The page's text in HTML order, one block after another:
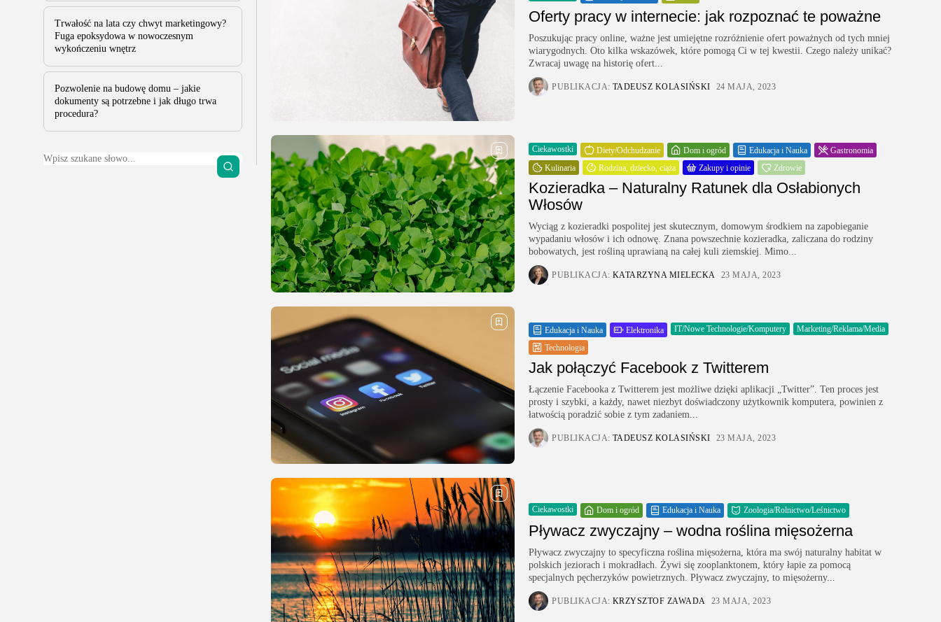
Zakupy i opinie
Zdrowie
Oferty pracy w internecie: jak rozpoznać te poważne
Poszukując pracy online, ważne jest umiejętne rozróżnienie ofert poważnych od tych mniej
wiarygodnych. Oto kilka wskazówek, które pomogą Ci w tej kwestii. Czego należy unikać?
Zwracaj uwagę na historię ofert...
PUBLIKACJA: TADEUSZ KOLASIŃSKI 24 MAJA, 2023
Ciekawostki Diety/Odchudzanie Dom i ogród Edukacja i Nauka
Gastronomia
Kulinaria
Rodzina, dziecko, ciąża Zakupy i opinie Zdrowie
Kozieradka – Naturalny Ratunek dla Osłabionych
Włosów
Wyciąg z kozieradki pospolitej jest skutecznym, domowym środkiem na zapobieganie
wypadaniu włosów i ich odnowę. Znana powszechnie kozieradka, zaliczana do rodziny
bobowatych, jest rośliną uprawianą na całej kuli ziemskiej. Mimo...
PUBLIKACJA: KATARZYNA MIELECKA 23 MAJA, 2023
Edukacja i Nauka Elektronika IT/Nowe Technologie/Komputery
Marketing/Reklama/Media
Technologia
Jak połączyć Facebook z Twitterem
Łączenie Facebooka z Twitterem jest możliwe dzięki aplikacji „Twitter”. Ten proces jest
prosty i szybki, a każdy, nawet niezbyt doświadczony użytkownik komputera, powinien z
łatwością poradzić sobie z tym zadaniem...
PUBLIKACJA: TADEUSZ KOLASIŃSKI 23 MAJA, 2023
Ciekawostki Dom i ogród Edukacja i Nauka Zoologia/Rolnictwo/Leśnictwo
Pływacz zwyczajny – wodna roślina mięsożerna
Pływacz zwyczajny to specyficzna roślina mięsożerna, która ma swój naturalny habitat w
polskich jeziorach i mokradłach. Żywi się zooplanktonem, który łapie za pomocą
specjalnych pęcherzyków powietrznych. Pływacz zwyczajny, to mięsożerny...
PUBLIKACJA: KRZYSZTOF ZAWADA 23 MAJA, 2023
Trwałość na lata czy chwyt marketingowy?
Fuga epoksydowa w nowoczesnym
wykończeniu wnętrz
Pozwolenie na budowę domu – jakie
dokumenty są potrzebne i jak długo trwa
procedura?